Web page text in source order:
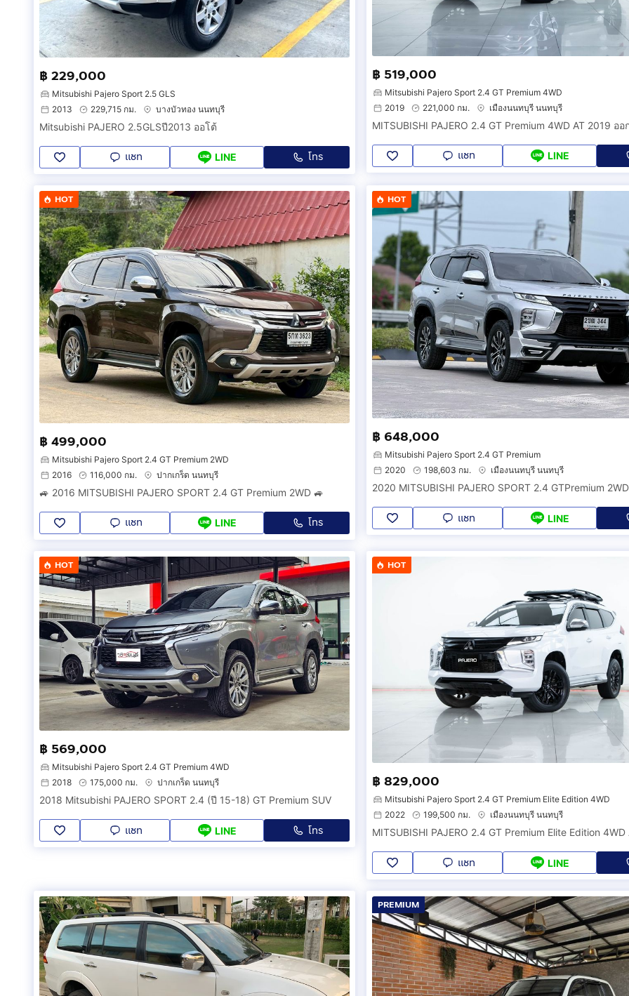
฿ 229,000
Mitsubishi Pajero Sport 2.5 GLS
2013
229,715 กม. บางบัวทอง นนทบุรี
Mitsubishi PAJERO 2.5GLSปี2013 ออโต้
แชท LINE โทร
฿ 519,000
Mitsubishi Pajero Sport 2.4 GT Premium 4WD
2019
221,000 กม. เมืองนนทบุรี นนทบุรี
แชท LINE
HOT
฿ 499,000
Mitsubishi Pajero Sport 2.4 GT Premium 2WD
2016
116,000 กม. ปากเกร็ด นนทบุรี
🚙 2016 MITSUBISHI PAJERO SPORT 2.4 GT Premium 2WD 🚙
แชท LINE โทร
HOT
฿ 648,000
Mitsubishi Pajero Sport 2.4 GT Premium
2020
198,603 กม. เมืองนนทบุรี นนทบุรี
แชท LINE
HOT
฿ 569,000
Mitsubishi Pajero Sport 2.4 GT Premium 4WD
2018
175,000 กม. ปากเกร็ด นนทบุรี
2018 Mitsubishi PAJERO SPORT 2.4 (ปี 15-18) GT Premium SUV
แชท LINE โทร
HOT
฿ 829,000
Mitsubishi Pajero Sport 2.4 GT Premium Elite Edition 4WD
2022
199,500 กม. เมืองนนทบุรี นนทบุรี
แชท LINE
PREMIUM